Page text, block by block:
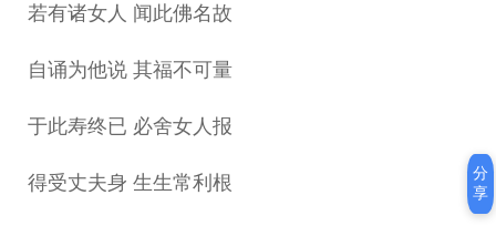
若有诸女人 闻此佛名故
自诵为他说 其福不可量
于此寿终已 必舍女人报
得受丈夫身 生生常利根
分
享